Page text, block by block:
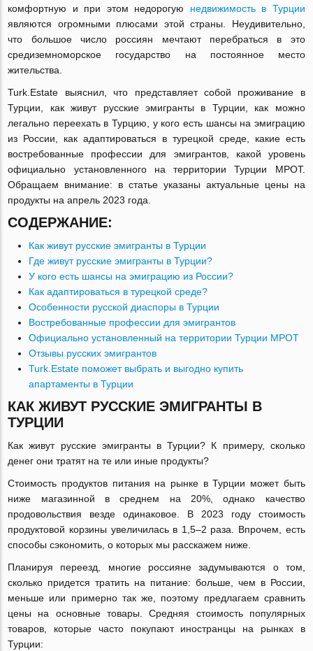
комфортную и при этом недорогую недвижимость в Турции
являются огромными плюсами этой страны. Неудивительно,
что большое число россиян мечтают перебраться в это
средиземноморское государство на постоянное место
жительства.
Turk.Estate выяснил, что представляет собой проживание в
Турции, как живут русские эмигранты в Турции, как можно
легально переехать в Турцию, у кого есть шансы на эмиграцию
из России, как адаптироваться в турецкой среде, какие есть
востребованные профессии для эмигрантов, какой уровень
официально установленного на территории Турции МРОТ.
Обращаем внимание: в статье указаны актуальные цены на
продукты на апрель 2023 года.
СОДЕРЖАНИЕ:
Как живут русские эмигранты в Турции
Где живут русские эмигранты в Турции?
У кого есть шансы на эмиграцию из России?
Как адаптироваться в турецкой среде?
Особенности русской диаспоры в Турции
Востребованные профессии для эмигрантов
Официально установленный на территории Турции МРОТ
Отзывы русских эмигрантов
Turk.Estate поможет выбрать и выгодно купить
апартаменты в Турции
КАК ЖИВУТ РУССКИЕ ЭМИГРАНТЫ В
ТУРЦИИ
Как живут русские эмигранты в Турции? К примеру, сколько
денег они тратят на те или иные продукты?
Стоимость продуктов питания на рынке в Турции может быть
ниже магазинной в среднем на 20%, однако качество
продовольствия везде одинаковое. В 2023 году стоимость
продуктовой корзины увеличилась в 1,5–2 раза. Впрочем, есть
способы сэкономить, о которых мы расскажем ниже.
Планируя переезд, многие россияне задумываются о том,
сколько придется тратить на питание: больше, чем в России,
меньше или примерно так же, поэтому предлагаем сравнить
цены на основные товары. Средняя стоимость популярных
товаров, которые часто покупают иностранцы на рынках в
Турции: